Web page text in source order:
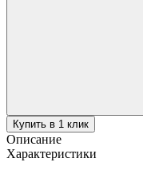
Купить в 1 клик
Описание
Характеристики